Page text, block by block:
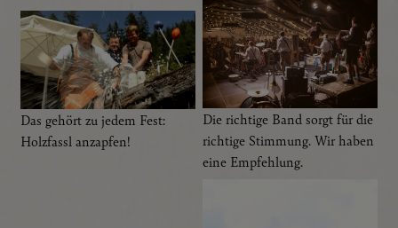
Das gehört zu jedem Fest:
Holzfassl anzapfen!
Die richtige Band sorgt für die
richtige Stimmung. Wir haben
eine Empfehlung.